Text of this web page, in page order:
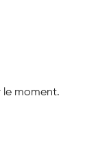
le moment.